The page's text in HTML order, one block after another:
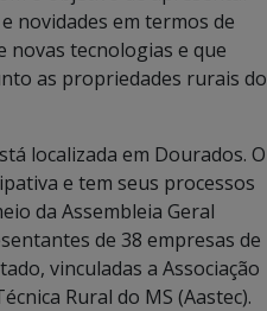
novidades em termos de
novas tecnologias e que
as propriedades rurais do
localizada em Dourados. O
e tem seus processos
da Assembleia Geral
de 38 empresas de
vinculadas a Associação
Rural do MS (Aastec).